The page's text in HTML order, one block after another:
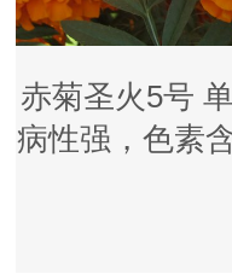
赤菊圣火5号
病性强，色素